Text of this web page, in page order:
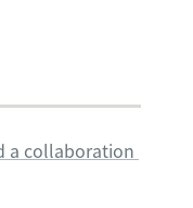
a collaboration